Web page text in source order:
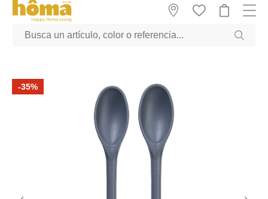
GTM-M23T38WX true
-35%